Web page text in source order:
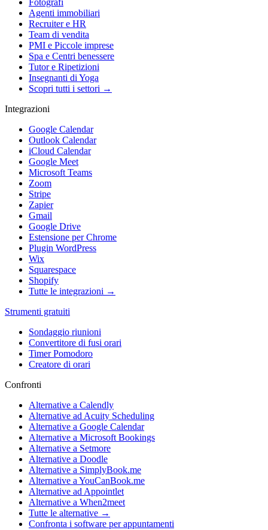
Fotografi
Agenti immobiliari
Recruiter e HR
Team di vendita
PMI e Piccole imprese
Spa e Centri benessere
Tutor e Ripetizioni
Insegnanti di Yoga
Scopri tutti i settori →
Integrazioni
Google Calendar
Outlook Calendar
iCloud Calendar
Google Meet
Microsoft Teams
Zoom
Stripe
Zapier
Gmail
Google Drive
Estensione per Chrome
Plugin WordPress
Wix
Squarespace
Shopify
Tutte le integrazioni →
Strumenti gratuiti
Sondaggio riunioni
Convertitore di fusi orari
Timer Pomodoro
Creatore di orari
Confronti
Alternative a Calendly
Alternative ad Acuity Scheduling
Alternative a Google Calendar
Alternative a Microsoft Bookings
Alternative a Setmore
Alternative a Doodle
Alternative a SimplyBook.me
Alternative a YouCanBook.me
Alternative ad Appointlet
Alternative a When2meet
Tutte le alternative →
Confronta i software per appuntamenti